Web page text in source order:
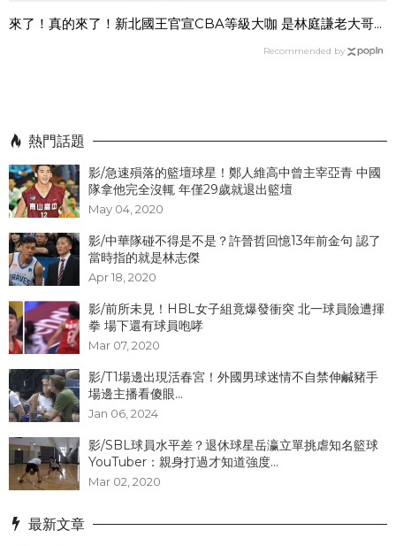
來了！真的來了！新北國王官宣CBA等級大咖 是林庭謙老大哥...
Recommended by
熱門話題
影/急速殞落的籃壇球星！鄭人維高中曾主宰亞青 中國
隊拿他完全沒輒 年僅29歲就退出籃壇
May 04, 2020
影/中華隊碰不得是不是？許晉哲回憶13年前金句 認了
當時指的就是林志傑
Apr 18, 2020
影/前所未見！HBL女子組竟爆發衝突 北一球員險遭揮
拳 場下還有球員咆哮
Mar 07, 2020
影/T1場邊出現活春宮！外國男球迷情不自禁伸鹹豬手
場邊主播看傻眼...
Jan 06, 2024
影/SBL球員水平差？退休球星岳瀛立單挑虐知名籃球
YouTuber：親身打過才知道強度...
Mar 02, 2020
最新文章